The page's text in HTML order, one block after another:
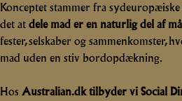
Konceptet stammer fra sydeuropæiske
det at dele mad er en naturlig del af
fester, selskaber og sammenkomster,
mad uden en stiv bordopdækning.
Hos Australian.dk tilbyder vi Social